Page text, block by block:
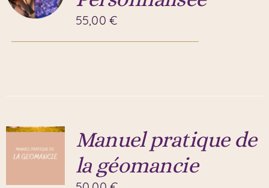
55,00€
Manuel pratique de
la géomancie